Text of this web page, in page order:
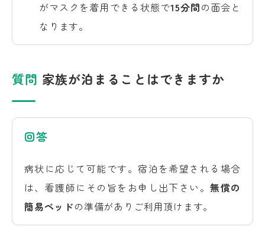
がマスクを着用できる状態で15分間の面会と
なります。
質問 家族が泊まることはできますか
回答
病状に応じて可能です。宿泊を希望される場合
は、看護師にその旨をお申し出下さい。無償の
簡易ベッドの準備がありご利用頂けます。